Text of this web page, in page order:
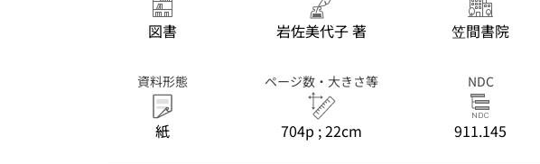
図書 岩佐美代子 著 笠間書院
資料形態
紙
ページ数・大きさ等
704p ; 22cm
NDC
911.145